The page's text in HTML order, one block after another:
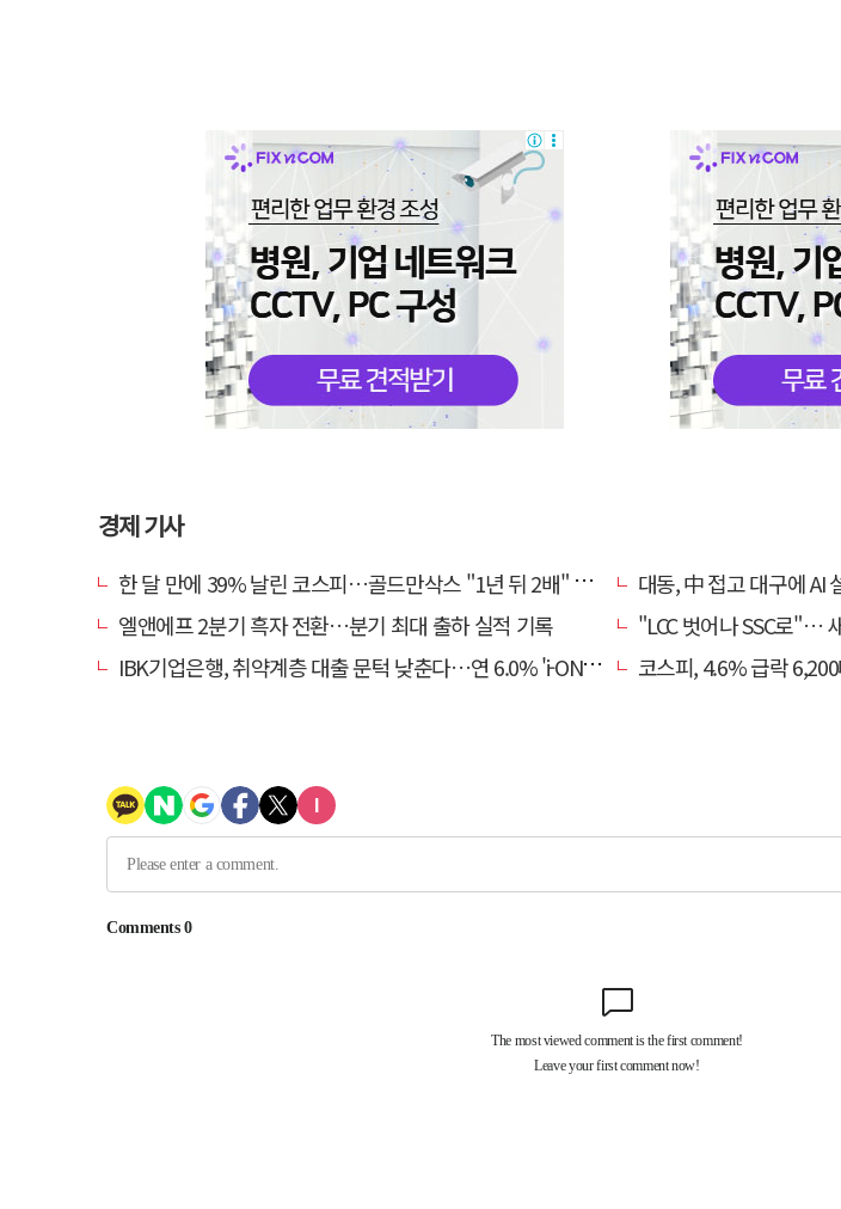
경제 기사
한 달 만에 39% 날린 코스피…골드만삭스 "1년 뒤 2배" 예상, 왜?
대동, 中 접고 대구에
엘앤에프 2분기 흑자 전환…분기 최대 출하 실적 기록
"LCC 벗어나 SSC로"…
IBK기업은행, 취약계층 대출 문턱 낮춘다…연 6.0% 'i-ONE 햇살론 특례보증' 비대면 출시
코스피, 4.6% 급락